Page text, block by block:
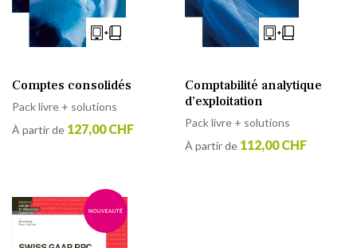
Comptes consolidés
Pack livre + solutions
À partir de 127,00 CHF
Comptabilité analytique
d’exploitation
Pack livre + solutions
À partir de 112,00 CHF